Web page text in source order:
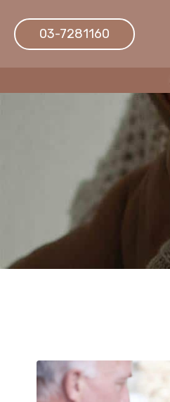
03-7281160